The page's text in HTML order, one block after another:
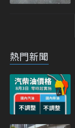
熱門新聞